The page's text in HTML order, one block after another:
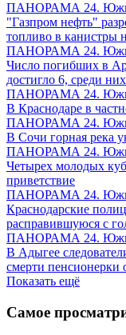
ПАНОРАМА 24.
"Газпром нефть"
топливо в канистры
ПАНОРАМА 24.
Число погибших в
достигло 6, среди
ПАНОРАМА 24.
В Краснодаре в
ПАНОРАМА 24.
В Сочи горная река
ПАНОРАМА 24.
Четырех молодых
приветствие
ПАНОРАМА 24.
Краснодарские
расправившуюся с
ПАНОРАМА 24.
В Адыгее
смерти пенсионерки
Показать ещё
Самое